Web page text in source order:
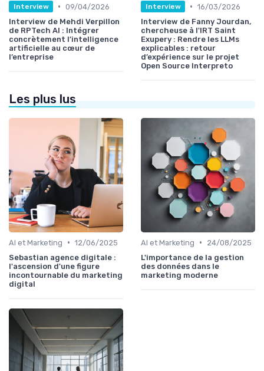
Interview • 09/04/2026
Interview de Mehdi Verpillon
de RPTech AI : Intégrer
concrètement l’intelligence
artificielle au cœur de
l’entreprise
Interview • 16/03/2026
Interview de Fanny Jourdan,
chercheuse à l'IRT Saint
Exupery : Rendre les LLMs
explicables : retour
d’expérience sur le projet
Open Source Interpreto
Les plus lus
AI et Marketing • 12/06/2025
Sebastian agence digitale :
l'ascension d'une figure
incontournable du marketing
digital
AI et Marketing •
24/08/2025
L'importance de la gestion
des données dans le
marketing moderne